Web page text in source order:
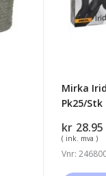
120,
Pk25/Stk
Mirka
Pk25/Stk
kr 28.95
( ink. mva )
Vnr: